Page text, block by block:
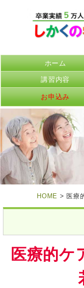
ホーム
講習内容
お申込み
HOME > 医療
医療的ケ